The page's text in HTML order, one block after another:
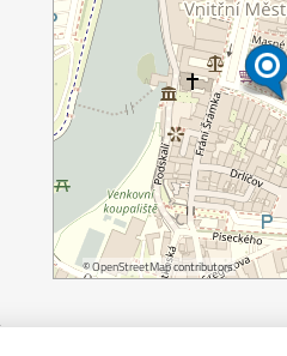
©OpenStreetMapcontributors.